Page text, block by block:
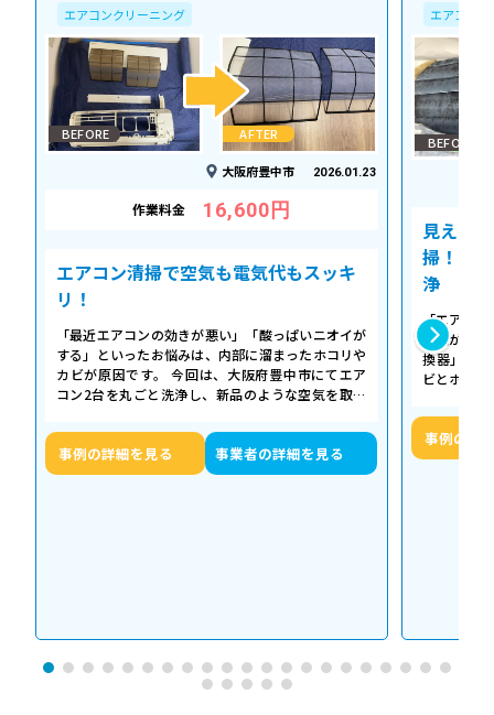
エアコンクリーニング
BEFORE AFTER
大阪府豊中市 2026.01.23
作業料金 16,600円
エアコン清掃で空気も電気代もスッキ
リ！
「最近エアコンの効きが悪い」「酸っぱいニオイが
する」といったお悩みは、内部に溜まったホコリや
カビが原因です。 今回は、大阪府豊中市にてエア
コン2台を丸ごと洗浄し、新品のような空気を取り
事例の詳細を見る 事業者の詳細を見る
エアコン
BEFORE
見えな
掃！空
浄
「エアコ
た気がす
換器」の
ビとホコ
事例の詳